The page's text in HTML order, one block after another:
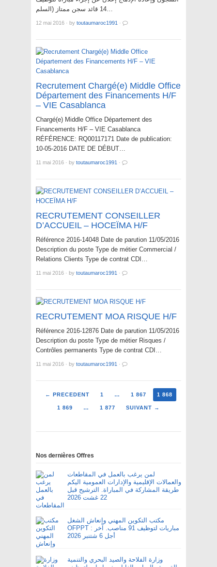
14 قائد سجن ممتاز (السلم…
12 mai 2016 · by toutaumaroc1991 ·
Recrutement Chargé(e) Middle Office
Département des Financements H/F
– VIE Casablanca
Chargé(e) Middle Office Département des
Financements H/F – VIE Casablanca
RÉFÉRENCE: RQ00117171 Date de publication:
10-05-2016 DATE DE DÉBUT…
11 mai 2016 · by toutaumaroc1991 ·
RECRUTEMENT CONSEILLER
D’ACCUEIL – HOCEÏMA H/F
Référence 2016-14048 Date de parution 11/05/2016
Description du poste Type de métier Commercial /
Relations Clients Type de contrat CDI…
11 mai 2016 · by toutaumaroc1991 ·
RECRUTEMENT MOA RISQUE H/F
Référence 2016-12876 Date de parution 11/05/2016
Description du poste Type de métier Risques /
Contrôles permanents Type de contrat CDI…
11 mai 2016 · by toutaumaroc1991 ·
← PRECEDENT 1 … 1 867 1 868
1 869 … 1 877 SUIVANT →
Nos dernières Offres
لمن يرغب بالعمل في المقاطعات
والعمالات الإقليمية والإدارات العمومية اليكم
طريقة المشاركة في المباراة. الترشيح قبل
22 غشت 2026
مكتب التكوين المهني وإنعاش الشغل
OFPPT : مباريات لتوظيف 91 مناصب. آخر
أجل 6 شتنبر 2026
وزارة الفلاحة والصيد البحري والتنمية